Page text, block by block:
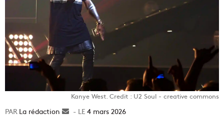
Kanye West. Credit : U2 Soul - creative commons
La rédaction
Envoyer4 mars 2026